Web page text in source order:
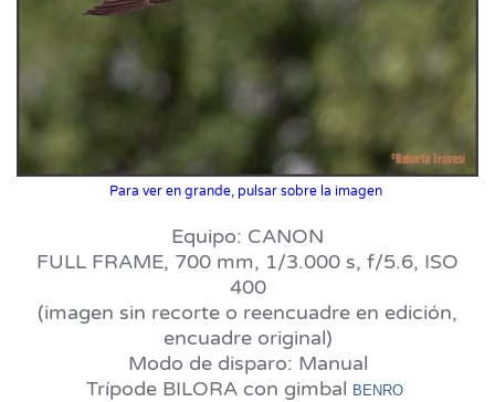
Para ver en grande, pulsar sobre la imagen
Equipo: CANON
FULL FRAME, 700 mm, 1/3.000 s, f/5.6, ISO
400
(imagen sin recorte o reencuadre en edición,
encuadre original)
Modo de disparo: Manual
Trípode BILORA con gimbal BENRO